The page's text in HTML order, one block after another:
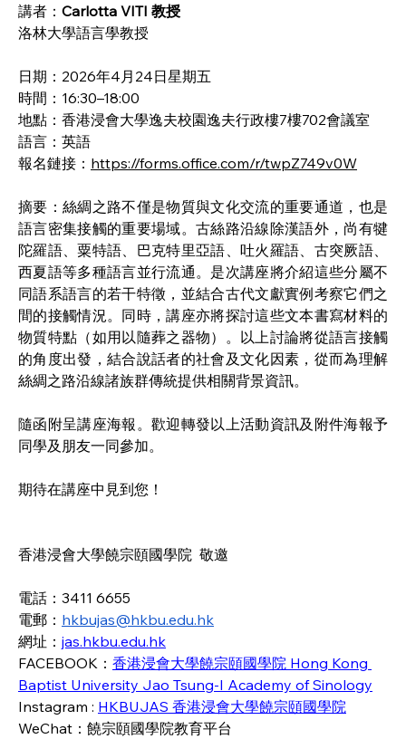
講者： Carlotta VITI 教授
洛林大學語言學教授
日期：2026年4月24日星期五
時間：16:30–18:00
地點：香港浸會大學逸夫校園逸夫行政樓7樓702會議室
語言：英語
報名鏈接： https://forms.office.com/r/twpZ749v0W
摘要：絲綢之路不僅是物質與文化交流的重要通道，也是
語言密集接觸的重要場域。古絲路沿線除漢語外，尚有犍
陀羅語、粟特語、巴克特里亞語、吐火羅語、古突厥語、
西夏語等多種語言並行流通。是次講座將介紹這些分屬不
同語系語言的若干特徵，並結合古代文獻實例考察它們之
間的接觸情況。同時，講座亦將探討這些文本書寫材料的
物質特點（如用以隨葬之器物）。以上討論將從語言接觸
的角度出發，結合說話者的社會及文化因素，從而為理解
絲綢之路沿線諸族群傳統提供相關背景資訊。
隨函附呈講座海報。歡迎轉發以上活動資訊及附件海報予
同學及朋友一同參加。
期待在講座中見到您！
香港浸會大學饒宗頤國學院  敬邀
電話：3411 6655
電郵： hkbujas@hkbu.edu.hk
網址： jas.hkbu.edu.hk
FACEBOOK： 香港浸會大學饒宗頤國學院 Hong Kong
Baptist University Jao Tsung-I Academy of Sinology
Instagram : HKBUJAS 香港浸會大學饒宗頤國學院
WeChat：饒宗頤國學院教育平台